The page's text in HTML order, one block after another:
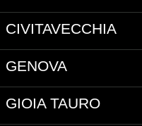
CIVITAVECCHIA
GENOVA
GIOIA TAURO